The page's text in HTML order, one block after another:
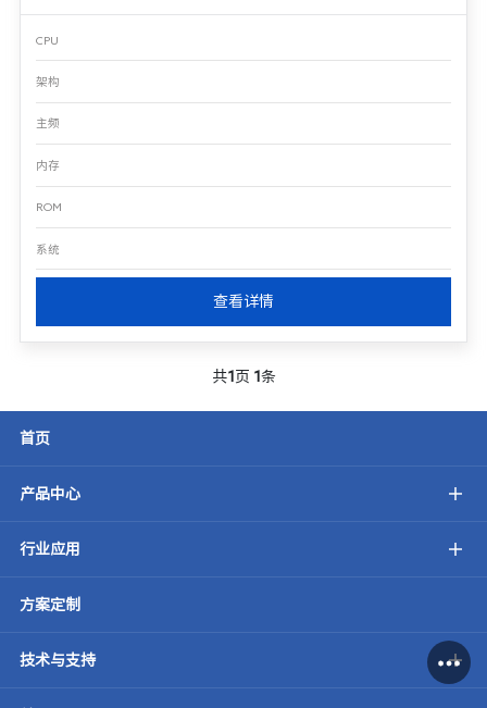
CPU
架构
主频
内存
ROM
系统
查看详情
共1 页 1 条
首页
产品中心
行业应用
方案定制
技术与支持